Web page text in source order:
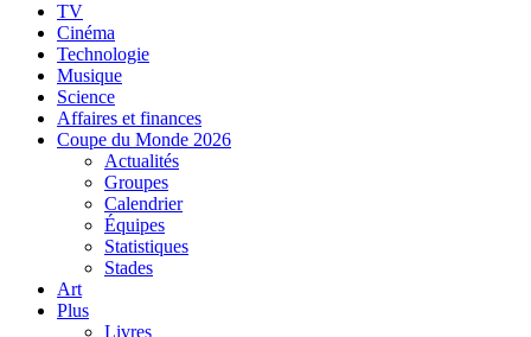
TV
Cinéma
Technologie
Musique
Science
Affaires et finances
Coupe du Monde 2026
Actualités
Groupes
Calendrier
Équipes
Statistiques
Stades
Art
Plus
Livres